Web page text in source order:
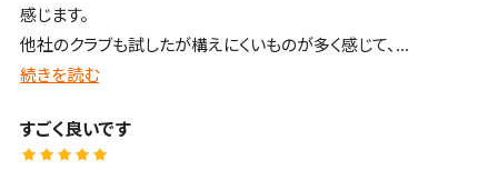
感じます。
他社のクラブも試したが構えにくいものが多く感じて、
いまいち。もちろん自分のレベルの問題もありますが...。
す。
続きを読む
すごく良いです